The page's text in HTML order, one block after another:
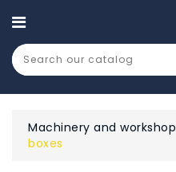
CATEGORY
Machinery and workshop
boxes